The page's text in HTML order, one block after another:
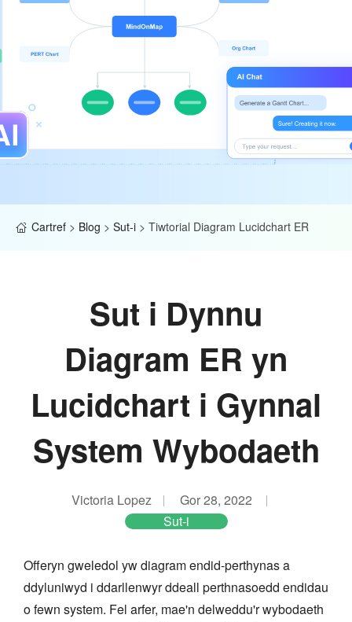
Cartref > Blog > Sut-i > Tiwtorial Diagram Lucidchart ER
Sut i Dynnu
Diagram ER yn
Lucidchart i Gynnal
System Wybodaeth
Victoria Lopez
Gor 28, 2022
Sut-i
Offeryn gweledol yw diagram endid-perthynas a
ddyluniwyd i ddarllenwyr ddeall perthnasoedd endidau
o fewn system. Fel arfer, mae'n delweddu'r wybodaeth